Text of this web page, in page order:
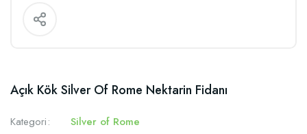
Açık Kök Silver Of Rome Nektarin Fidanı
Kategori Silver of Rome